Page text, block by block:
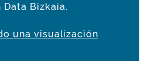
Data Bizkaia.
una visualización